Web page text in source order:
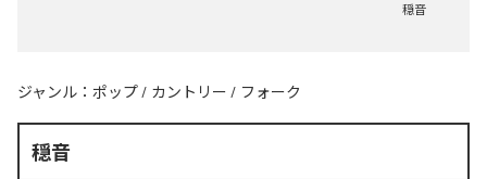
穏音
ジャンル： ポップ / カントリー / フォーク
穏音